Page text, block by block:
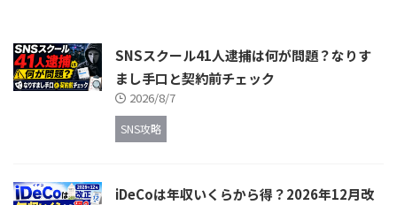
SNSスクール41人逮捕は何が問題？なりす
まし手口と契約前チェック
2026/8/7
SNS攻略
iDeCoは年収いくらから得？2026年12月改